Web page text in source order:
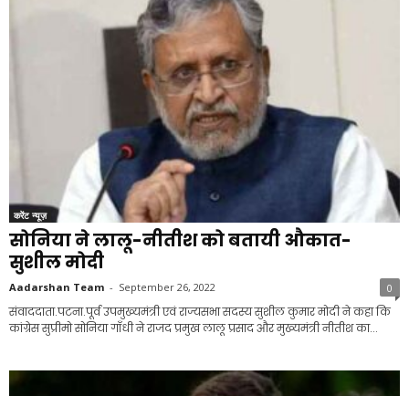
करेंट न्यूज़
सोनिया ने लालू-नीतीश को बतायी औकात-
सुशील मोदी
Aadarshan Team - September 26, 2022 0
संवाददाता.पटना.पूर्व उपमुख्यमंत्री एवं राज्यसभा सदस्य सुशील कुमार मोदी ने कहा कि
कांग्रेस सुप्रीमो सोनिया गाँधी ने राजद प्रमुख लालू प्रसाद और मुख्यमंत्री नीतीश का...